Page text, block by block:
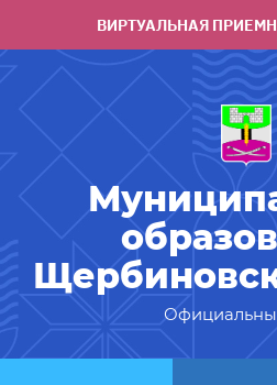
ВИРТУАЛЬНАЯ